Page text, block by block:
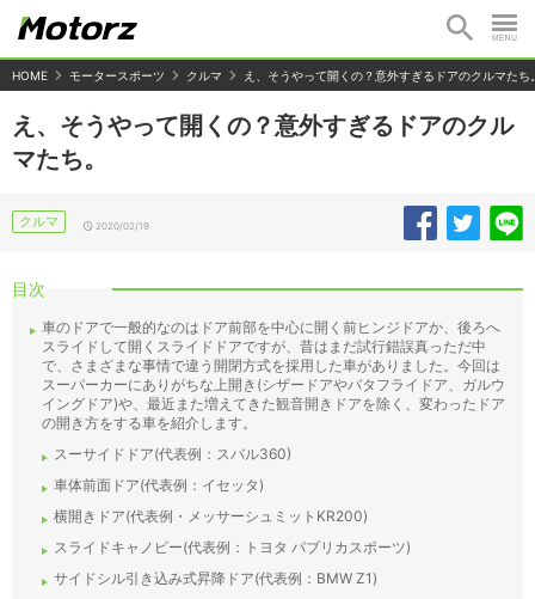
HOME モータースポーツ クルマ え、そうやって開くの？意外すぎるドアのクルマたち
え、そうやって開くの？意外すぎるドアのクル
マたち。
クルマ 2020/02/19
目次
車のドアで一般的なのはドア前部を中心に開く前ヒンジドアか、後ろへ
スライドして開くスライドドアですが、昔はまだ試行錯誤真っただ中
で、さまざまな事情で違う開閉方式を採用した車がありました。今回は
スーパーカーにありがちな上開き(シザードアやバタフライドア、ガルウ
イングドア)や、最近また増えてきた観音開きドアを除く、変わったドア
の開き方をする車を紹介します。
スーサイドドア(代表例：スバル360)
車体前面ドア(代表例：イセッタ)
横開きドア(代表例・メッサーシュミットKR200)
スライドキャノピー(代表例：トヨタ パブリカスポーツ)
サイドシル引き込み式昇降ドア(代表例：BMW Z1)